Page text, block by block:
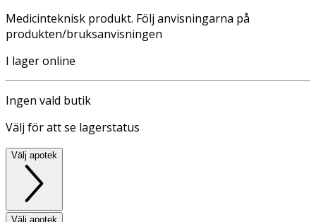
Medicinteknisk produkt. Följ anvisningarna på
produkten/bruksanvisningen
I lager online
Ingen vald butik
Välj för att se lagerstatus
Välj apotek
Välj apotek